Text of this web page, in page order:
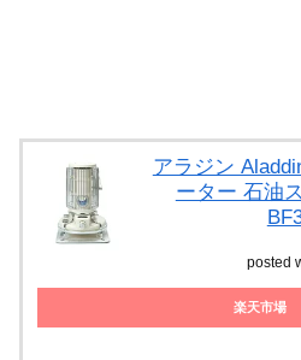
アラジン
ーター 石油
posted
楽天市場